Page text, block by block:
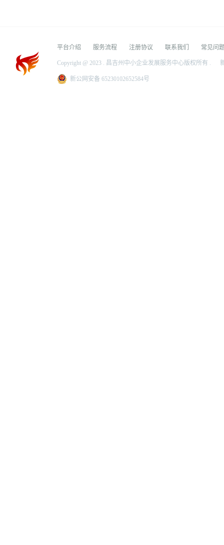
平台介绍 服务流程 注册协议 联系我们 常见问
Copyright @ 2023 . 昌吉州中小企业发展服务中心版权所有 .
新公网安备 65230102652584号